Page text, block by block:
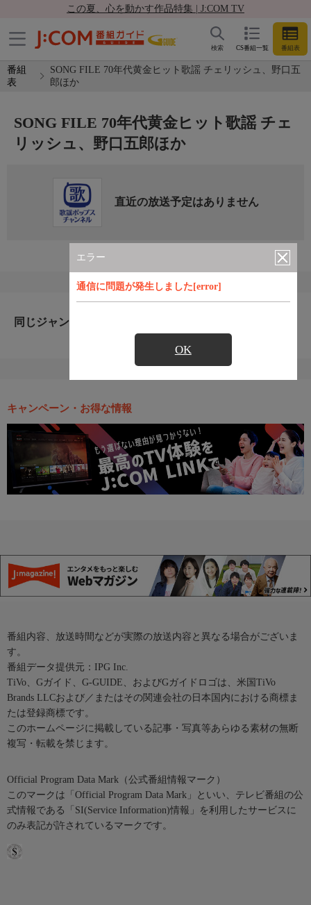
この夏、心を動かす作品特集 | J:COM TV
CS番組一覧 番組表
検索
番組
表
SONG FILE 70年代黄金ヒット歌謡 チェリッシュ、野口五
郎ほか
エラー
通信に問題が発生しました[error]
OK
SONG FILE 70年代黄金ヒット歌謡 チェ
リッシュ、野口五郎ほか
直近の放送予定はありません
同じジャンルのおすすめ番組
キャンペーン・お得な情報
番組内容、放送時間などが実際の放送内容と異なる場合がございま
す。
番組データ提供元：IPG Inc.
TiVo、Gガイド、G-GUIDE、およびGガイドロゴは、米国TiVo
Brands LLCおよび／またはその関連会社の日本国内における商標ま
たは登録商標です。
このホームページに掲載している記事・写真等あらゆる素材の無断
複写・転載を禁じます。
Official Program Data Mark（公式番組情報マーク）
このマークは「Official Program Data Mark」といい、テレビ番組の公
式情報である「SI(Service Information)情報」を利用したサービスに
のみ表記が許されているマークです。